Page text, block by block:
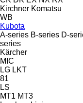
Kirchner Komatsu
WB
Kubota
A-series B-series D-
series
Kärcher
MIC
LG LKT
81
LS
MT1 MT3